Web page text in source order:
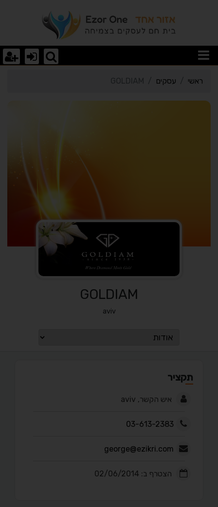
פרטי כרטיס העסק GOLDIAM
ראשי עסקים GOLDIAM
GOLDIAM
aviv
תקציר
איש הקשר, aviv
03-613-2383
george@ezikri.com
הצטרף ב: 02/06/2014